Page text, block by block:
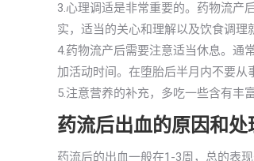
3.心理调适是非常重要的。药物流产
实，适当的关心和理解以及饮食调理
4.药物流产后需要注意适当休息。通
加活动时间。在堕胎后半月内不要从
5.注意营养的补充，多吃一些含有丰
药流后出血的原因和处
药流后的出血一般在1-3周，总的表